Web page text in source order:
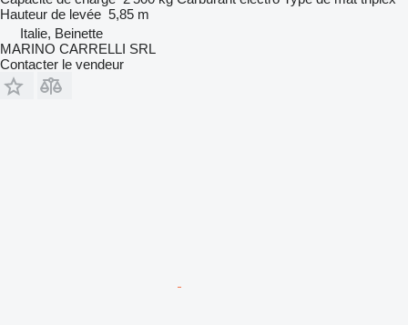
Hauteur de levée 5,85 m
Italie, Beinette
MARINO CARRELLI SRL
Contacter le vendeur